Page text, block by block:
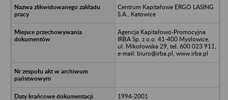
Centrum Kapitałowe ERGO LASING
S.A., Katowice
Agencja Kapitałowo-Promocyjna
IRBA Sp. z o.o. 41-400 Mysłowice,
ul. Mikołowska 29, tel. 600 023 911,
e-mail: biuro@irba.pl, www.irba.pl
1994-2001